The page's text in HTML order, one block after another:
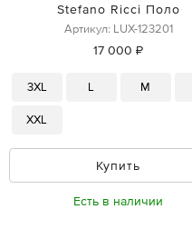
Stefano Ricci Поло
Артикул: LUX-123201
17 000 ₽
3XL L M
XXL
Купить
Есть в наличии